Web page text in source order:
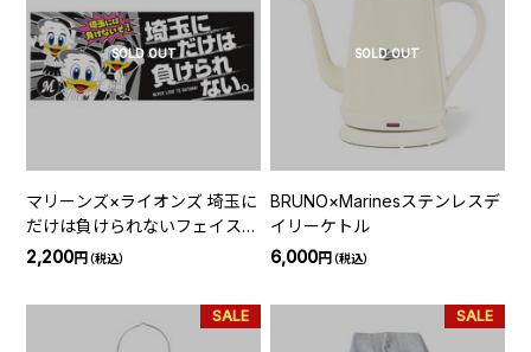
SOLD OUT
マリーンズ×ライオンズ 埼玉に
だけは負けられないフェイスタ
オル マスコットVer
2,200円（税込）
SOLD OUT
BRUNO×Marinesステンレスデ
イリーケトル
6,000円（税込）
SALE SALE